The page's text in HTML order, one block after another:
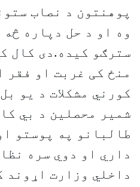
پوهنتون د نصاب
وه او د حل دپاره څه
سترګو کیده.دی کال
منځ کی غربت او فقر
کورني مشکلات د یو
شمیر محصلین د بي
طالبانو په پوستو
داري او دوي سره
داخلي وزارت اړوند